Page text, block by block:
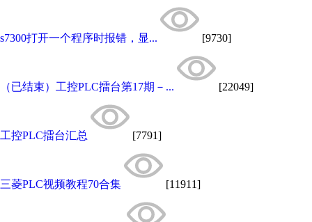
s7300打开一个程序时报错，显... [9730]
（已结束）工控PLC擂台第17期－... [22049]
工控PLC擂台汇总 [7791]
三菱PLC视频教程70合集 [11911]